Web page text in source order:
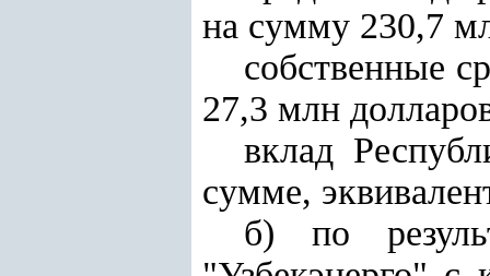
на сумму 230,7
собственные
27,3 млн
вклад
сумме,
б) по